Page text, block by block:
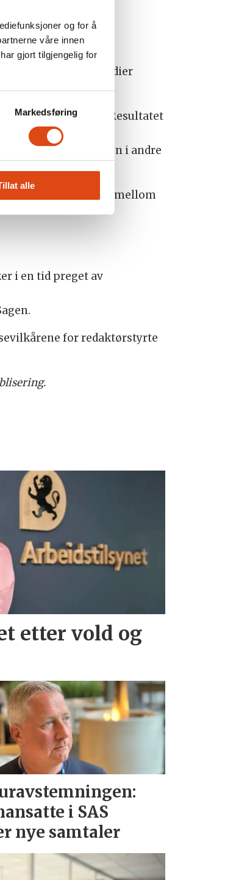
og for å
våre innen
gjort tilgjengelig for
Markedsføring
alle
på, gir norske medier
brukere sier nei. Resultatet
kan støtte seg på
skjer gjennom tilsyn i andre
rettferdige vilkår mellom
i en tid preget av
for redaktørstyrte
etter vold og
i SAS
nye samtaler